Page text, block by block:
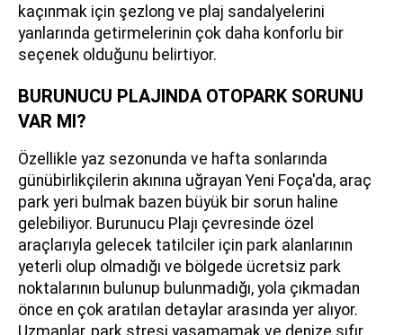
kaçınmak için şezlong ve plaj sandalyelerini
yanlarında getirmelerinin çok daha konforlu bir
seçenek olduğunu belirtiyor.
BURUNUCU PLAJINDA OTOPARK SORUNU
VAR MI?
Özellikle yaz sezonunda ve hafta sonlarında
günübirlikçilerin akınına uğrayan Yeni Foça'da, araç
park yeri bulmak bazen büyük bir sorun haline
gelebiliyor. Burunucu Plajı çevresinde özel
araçlarıyla gelecek tatilciler için park alanlarının
yeterli olup olmadığı ve bölgede ücretsiz park
noktalarının bulunup bulunmadığı, yola çıkmadan
önce en çok aratılan detaylar arasında yer alıyor.
Uzmanlar, park stresi yaşamamak ve denize sıfır